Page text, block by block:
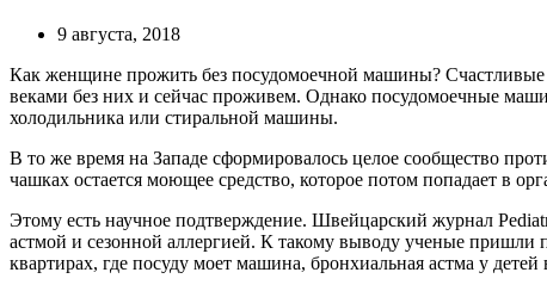
9 августа, 2018
Как женщине прожить без посудомоечной машины? Счастливые
веками без них и сейчас проживем. Однако посудомоечные
холодильника или стиральной машины.
В то же время на Западе сформировалось целое сообщество
чашках остается моющее средство, которое потом попадает в
Этому есть научное подтверждение. Швейцарский журнал
астмой и сезонной аллергией. К такому выводу ученые пришли
квартирах, где посуду моет машина, бронхиальная астма у